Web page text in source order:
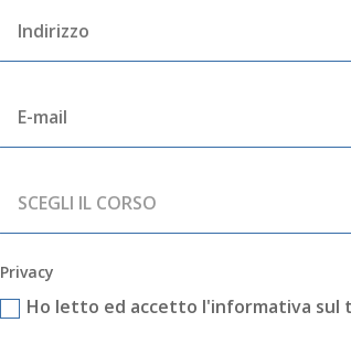
Privacy
Ho letto ed accetto l'informativa